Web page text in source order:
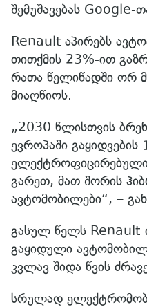
შემუშავებას
Renault აპირებს
თითქმის 23%-ით
რათა წელიწადში ორ
მიაღწიოს.
„2030 წლისთვის
ევროპაში
გარეთ, მათ შორის
ავტომობილები“, –
გასულ წელს Renault-
გაყიდული
კვლავ შიდა წვის
სრულად